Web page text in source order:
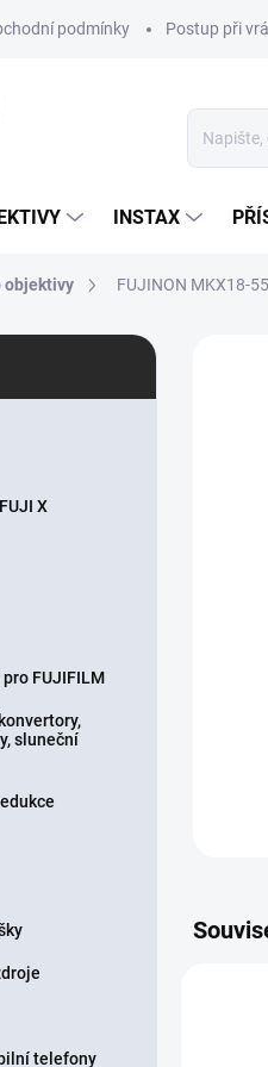
podmínky Postup při
INSTAX
objektivy FUJINON MKX18-
X
FUJIFILM
sluneční
telefony